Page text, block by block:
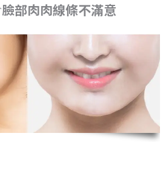
臉部肉肉線條不滿意